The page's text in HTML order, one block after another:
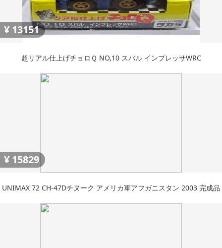
¥ 13151
超リアル仕上げチョロＱ NO,10 スバル インプレッサWRC
¥ 15829
UNIMAX 72 CH-47Dチヌーク アメリカ軍アフガニスタン 2003 完成品